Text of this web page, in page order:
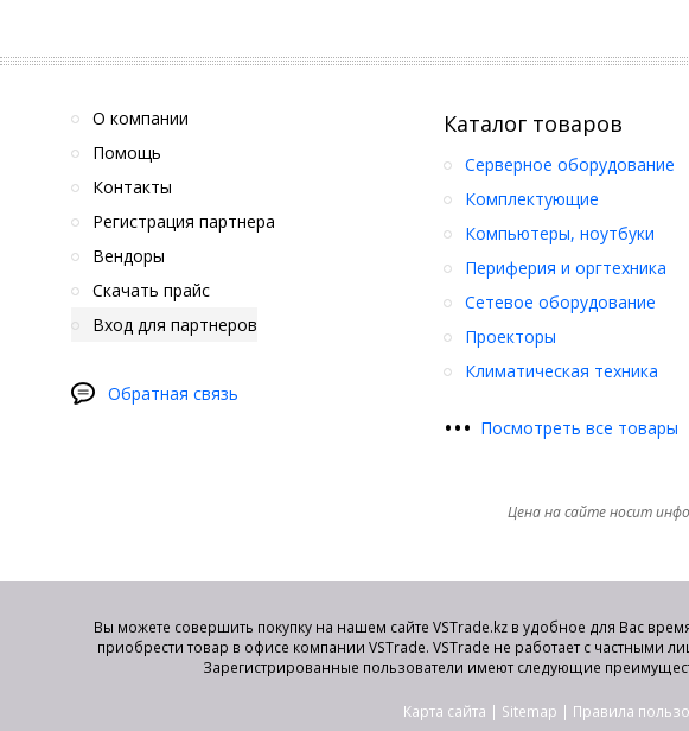
О компании
Помощь
Контакты
Регистрация партнера
Вендоры
Скачать прайс
Вход для партнеров
Обратная связь
Каталог товаров
Серверное оборудование
Комплектующие
Компьютеры, ноутбуки
Периферия и оргтехника
Сетевое оборудование
Проекторы
Климатическая техника
••• Посмотреть все товары
Цена на сайте носит
Вы можете совершить покупку на нашем сайте VSTrade.kz в удобное для Вас
приобрести товар в офисе компании VSTrade. VSTrade не работает с частными
Зарегистрированные пользователи имеют следующие
Карта сайта | Sitemap | Правила